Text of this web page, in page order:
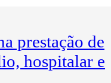
prestação de
hospitalar e